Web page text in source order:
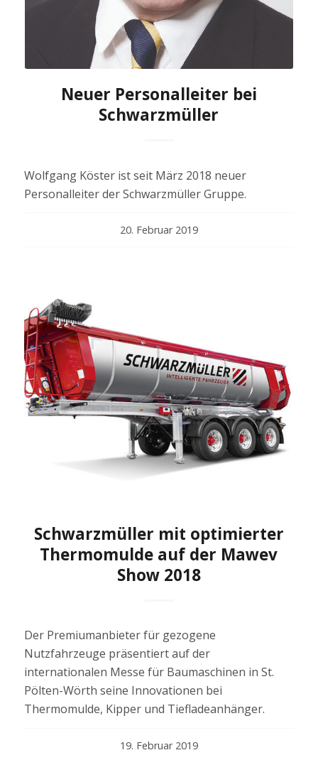
Neuer Personalleiter bei
Schwarzmüller
Wolfgang Köster ist seit März 2018 neuer
Personalleiter der Schwarzmüller Gruppe.
20. Februar 2019
Schwarzmüller mit optimierter
Thermomulde auf der Mawev
Show 2018
Der Premiumanbieter für gezogene
Nutzfahrzeuge präsentiert auf der
internationalen Messe für Baumaschinen in St.
Pölten-Wörth seine Innovationen bei
Thermomulde, Kipper und Tiefladeanhänger.
19. Februar 2019